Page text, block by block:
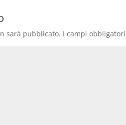
sarà pubblicato. I campi